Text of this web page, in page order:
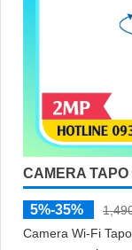
CAMERA TAPO
5%-35%
Camera Wi-Fi